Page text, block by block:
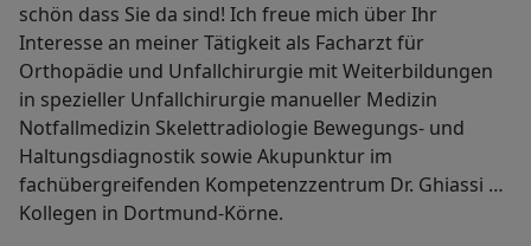
schön dass Sie da sind! Ich freue mich über Ihr
Interesse an meiner Tätigkeit als Facharzt für
Orthopädie und Unfallchirurgie mit Weiterbildungen
in spezieller Unfallchirurgie manueller Medizin
Notfallmedizin Skelettradiologie Bewegungs- und
Haltungsdiagnostik sowie Akupunktur im
fachübergreifenden Kompetenzzentrum Dr. Ghiassi &
Kollegen in Dortmund-Körne.